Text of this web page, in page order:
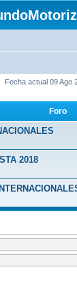
Fecha actual 09 Ago
Foro
2018